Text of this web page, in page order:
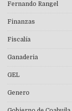
Fernando Rangel
Finanzas
Fiscalía
Ganaderia
GEL
Genero